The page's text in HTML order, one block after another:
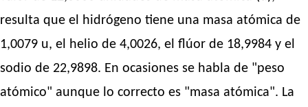
resulta que el hidrógeno tiene una masa atómica de
1,0079 u, el helio de 4,0026, el flúor de 18,9984 y el
sodio de 22,9898. En ocasiones se habla de "peso
atómico" aunque lo correcto es "masa atómica". La